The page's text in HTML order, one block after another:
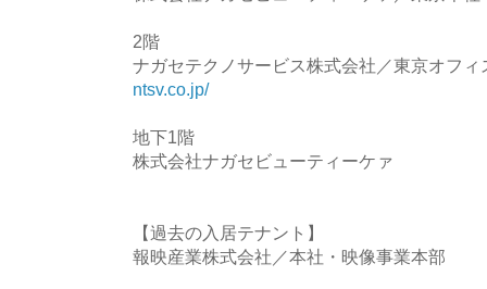
2階
ナガセテクノサービス株式会社／東京オフ
ntsv.co.jp/
地下1階
株式会社ナガセビューティーケァ
【過去の入居テナント】
報映産業株式会社／本社・映像事業本部